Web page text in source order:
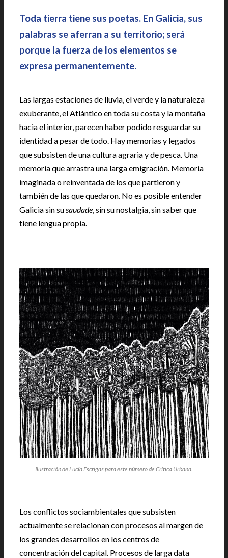
Toda tierra tiene sus poetas. En Galicia, sus
palabras se aferran a su territorio; será
porque la fuerza de los elementos se
expresa permanentemente.
Las largas estaciones de lluvia, el verde y la naturaleza
exuberante, el Atlántico en toda su costa y la montaña
hacia el interior, parecen haber podido resguardar su
identidad a pesar de todo. Hay memorias y legados
que subsisten de una cultura agraria y de pesca. Una
memoria que arrastra una larga emigración. Memoria
imaginada o reinventada de los que partieron y
también de las que quedaron. No es posible entender
Galicia sin susaudade, sin su nostalgia, sin saber que
tiene lengua propia.
Ilustración de Lucía Escrigas para este número de Crítica Urbana.
Los conflictos sociambientales que subsisten
actualmente se relacionan con procesos al margen de
los grandes desarrollos en los centros de
concentración del capital. Procesos de larga data